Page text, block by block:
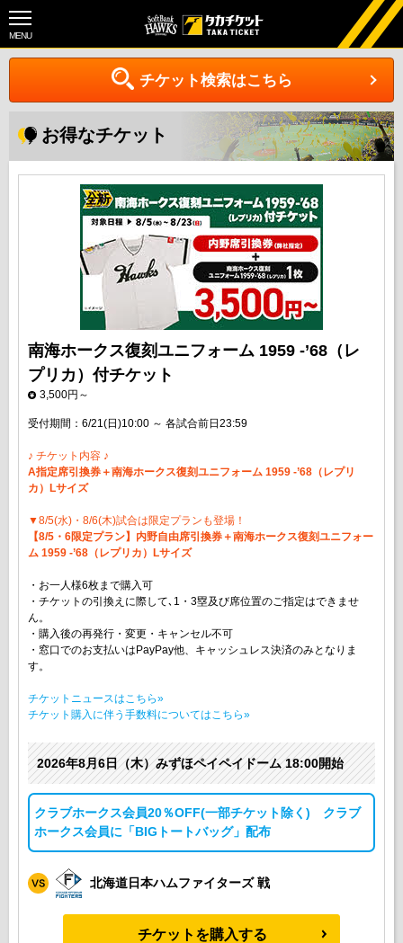
MENU
チケット検索はこちら
お得なチケット
南海ホークス復刻ユニフォーム 1959 -’68（レ
プリカ）付チケット
3,500円～
受付期間：6/21(日)10:00 ～ 各試合前日23:59
♪ チケット内容 ♪
A指定席引換券＋南海ホークス復刻ユニフォーム 1959 -’68（レプリ
カ）Lサイズ
▼8/5(水)・8/6(木)試合は限定プランも登場！
【8/5・6限定プラン】内野自由席引換券＋南海ホークス復刻ユニフォー
ム 1959 -’68（レプリカ）Lサイズ
・お一人様6枚まで購入可
・チケットの引換えに際して､1・3塁及び席位置のご指定はできませ
ん。
・購入後の再発行・変更・キャンセル不可
・窓口でのお支払いはPayPay他、キャッシュレス決済のみとなりま
す。
チケットニュースはこちら»
チケット購入に伴う手数料についてはこちら»
2026年8月6日（木）みずほペイペイドーム 18:00開始
クラブホークス会員20％OFF(一部チケット除く) クラブ
ホークス会員に「BIGトートバッグ」配布
北海道日本ハムファイターズ 戦
チケットを購入する